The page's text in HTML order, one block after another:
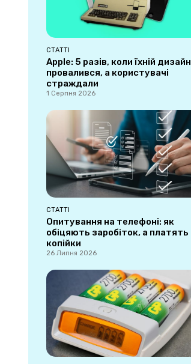
СТАТТІ
Apple: 5 разів, коли їхній дизайн
провалився, а користувачі
страждали
1 Серпня 2026
СТАТТІ
Опитування на телефоні: як
обіцяють заробіток, а платять
копійки
26 Липня 2026